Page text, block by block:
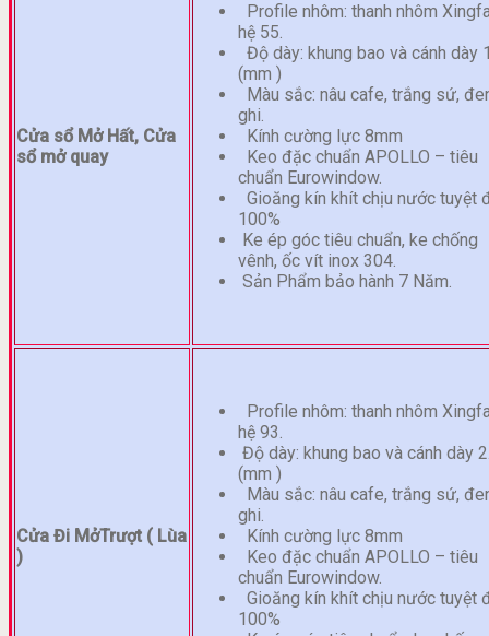
Cửa sổ Mở Hất, Cửa
sổ mở quay
Profile nhôm: thanh nhôm
hệ 55.
Độ dày: khung bao và cánh dày
(mm )
Màu sắc: nâu cafe, trắng sứ,
ghi.
Kính cường lực 8mm
Keo đặc chuẩn APOLLO – tiêu
chuẩn Eurowindow.
Gioăng kín khít chịu nước tuyệt
100%
Ke ép góc tiêu chuẩn, ke chống
vênh, ốc vít inox 304.
Sản Phẩm bảo hành 7 Năm.
Cửa Đi MởTrượt ( Lùa
)
Profile nhôm: thanh nhôm
hệ 93.
Độ dày: khung bao và cánh dày
(mm )
Màu sắc: nâu cafe, trắng sứ,
ghi.
Kính cường lực 8mm
Keo đặc chuẩn APOLLO – tiêu
chuẩn Eurowindow.
Gioăng kín khít chịu nước tuyệt
100%